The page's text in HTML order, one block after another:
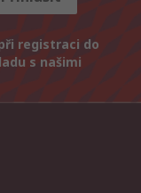
registraci do
s našimi